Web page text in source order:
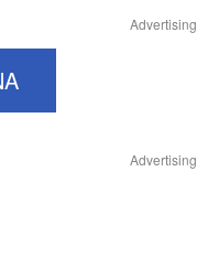
Advertising
Advertising